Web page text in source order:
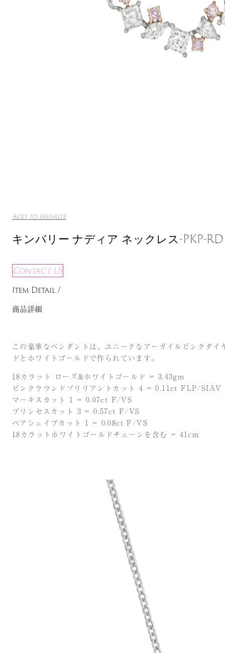
Add to Favarite
キンバリー ナディア ネックレス-PKP-
Contact Us
Item Detail /
商品詳細
この豪華なペンダントは、ユニークなアーガイルピンクダ
ドとホワイトゴールドで作られています。
18カラット ローズ&ホワイトゴールド = 3.43gm
ピンクラウンドブリリアントカット 4 = 0.11ct FLP/SIAV
マーキスカット 1 = 0.07ct F/VS
プリンセスカット 3 = 0.57ct F/VS
ペアシェイプカット 1 = 0.08ct F/VS
18カラットホワイトゴールドチェーンを含む = 41cm